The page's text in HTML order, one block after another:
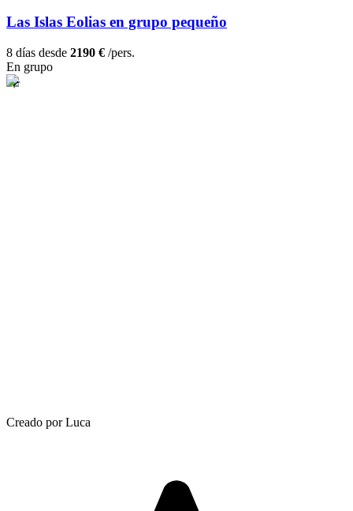
Las Islas Eolias en grupo pequeño
8 días desde 2190 € /pers.
En grupo
Creado por Luca